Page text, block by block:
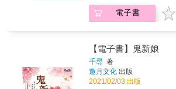
個名字怪怪的慵懶青年，
裡開宮廟，從小耳濡目染
帝上身，驅邪降魔， 他
童，但父命難為，便混了
業， 結果報到當日未到
人！ 如此劣等生竟分發到
殊專案小組， 身為組長的
甚感不解， 一群人來到令
出擊：信不信由你，不論
將繩之以法！ ★逆子的野
自己也要活下來！ ★在人
心，領魂人會下到地府查
宮！ ★隨書贈：「暗藏玄
X1（272mm&times;210mm） 警校吊車
電子書
【電子書】鬼新娘
千尋 著
邀月文化 出版
2021/02/03 出版